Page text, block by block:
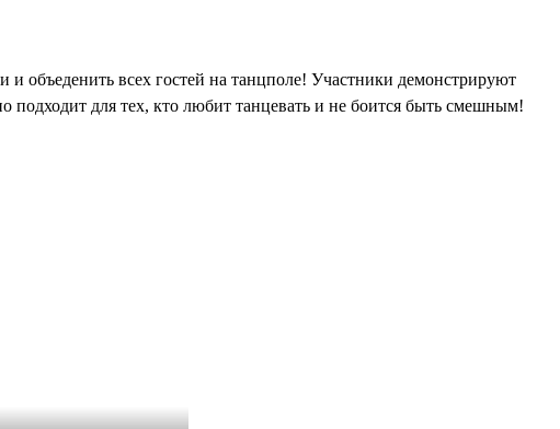
объеденить всех гостей на танцполе! Участники демонстрируют
подходит для тех, кто любит танцевать и не боится быть смешным!